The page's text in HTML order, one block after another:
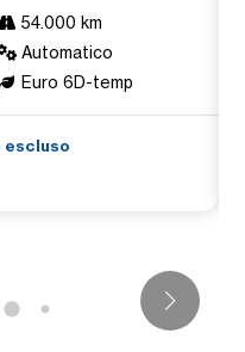
54.000 km
Automatico
Euro 6D-temp
escluso